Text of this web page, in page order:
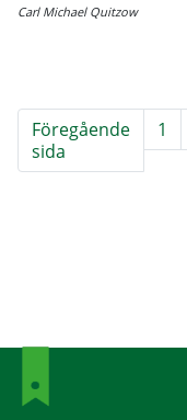
Carl Michael Quitzow
Föregående
sida
1